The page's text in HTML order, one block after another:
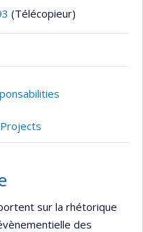
(Télécopieur)
Projects
sur la rhétorique
des